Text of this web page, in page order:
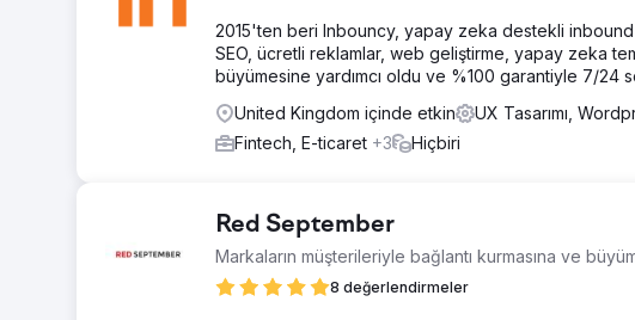
2015'ten beri Inbouncy, yapay zeka destekli
SEO, ücretli reklamlar, web geliştirme, yapay zeka
büyümesine yardımcı oldu ve %100 garantiyle 7/24
United Kingdom içinde etkin
UX Tasarımı,
Fintech, E-ticaret +3 Hiçbiri
Red September
Markaların müşterileriyle bağlantı kurmasına ve
8 değerlendirmeler